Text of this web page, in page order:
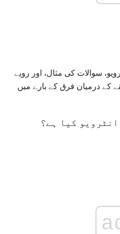
سوالات کی مثال، اور رویے
کے درمیان فرق کے بارے میں
انٹرویو کیا ہے؟